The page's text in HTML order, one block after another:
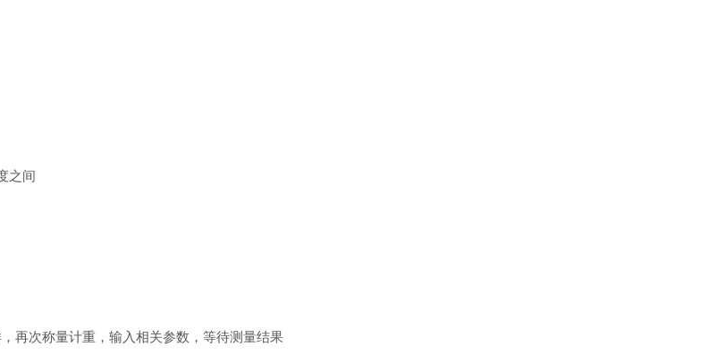
之间
再次称量计重，输入相关参数，等待测量结果